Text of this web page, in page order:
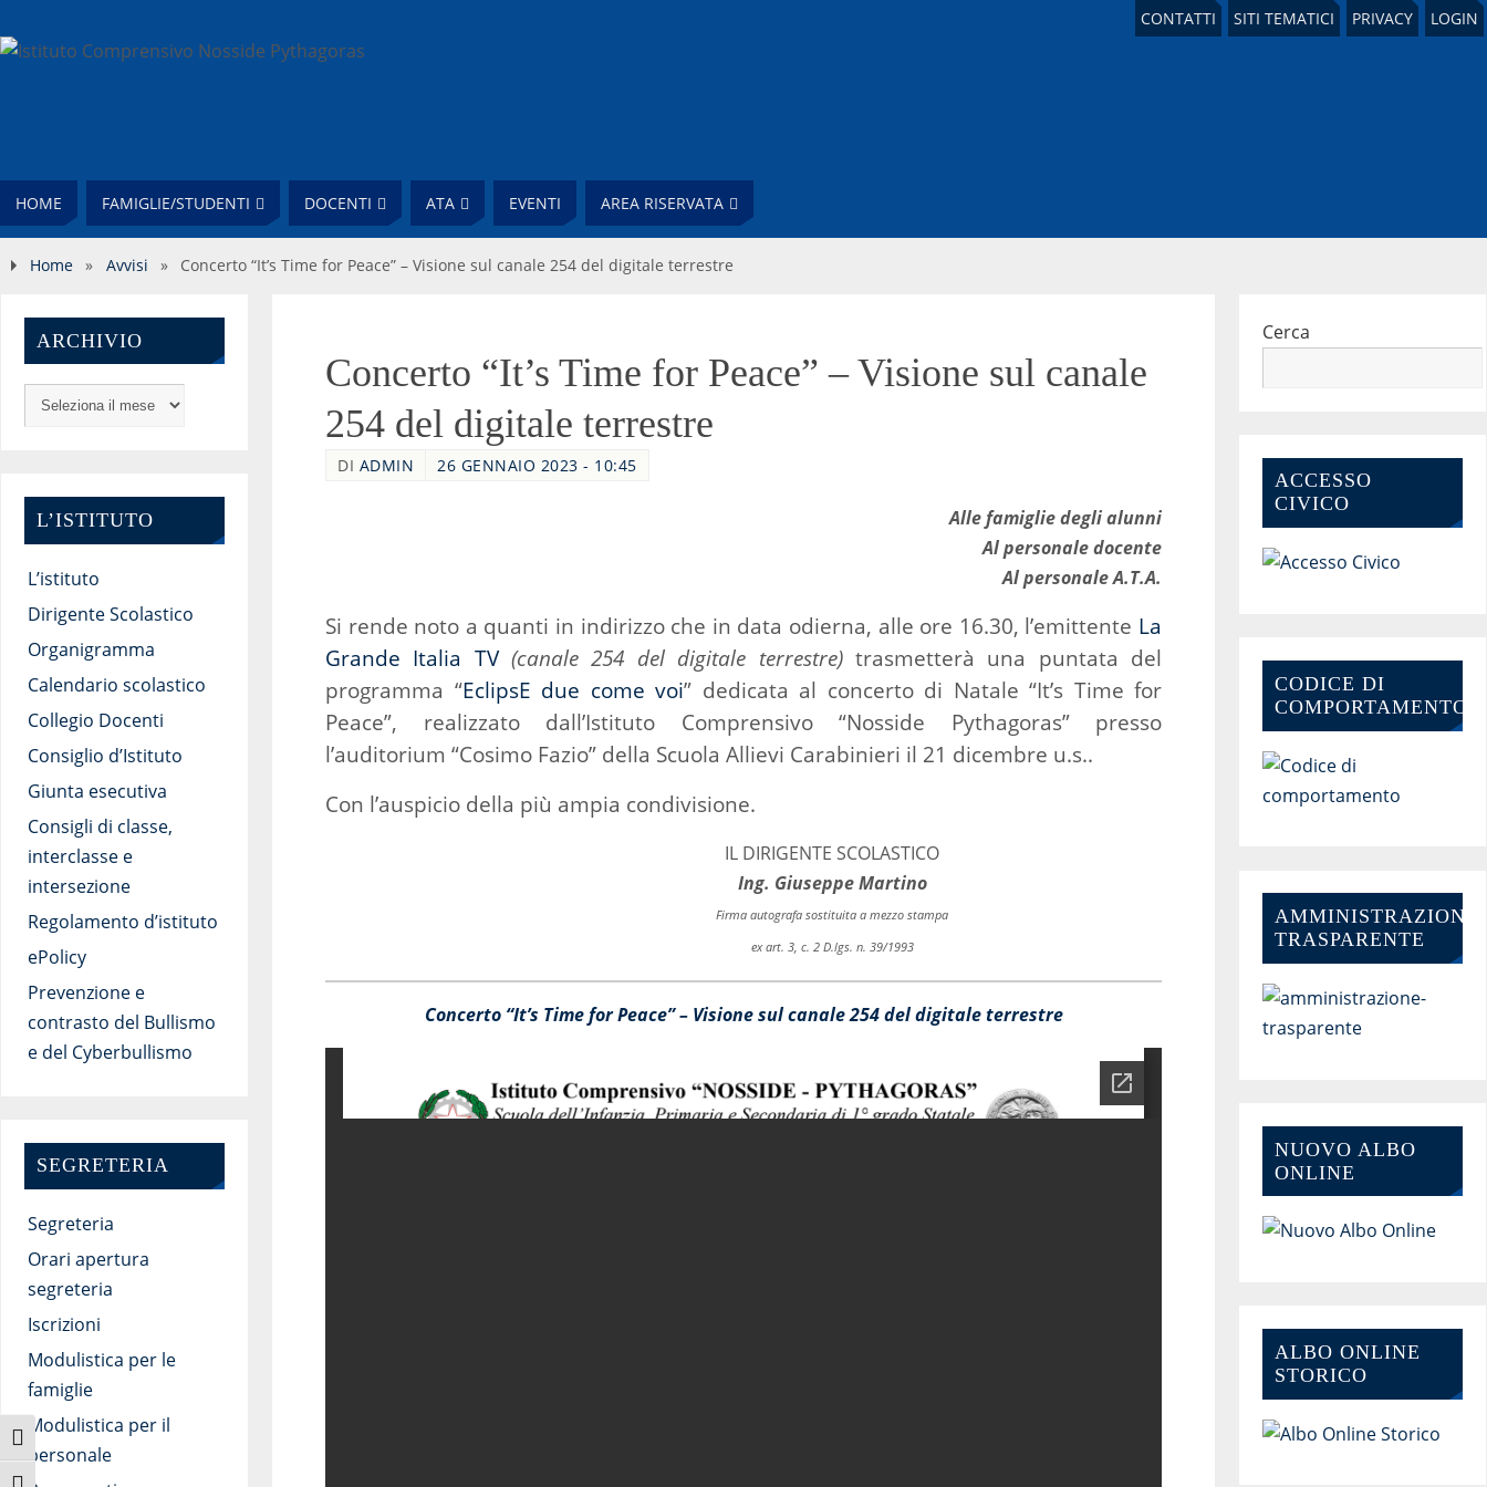
Attiva/disattiva alto contrasto
CONTATTI SITI TEMATICI PRIVACY LOGIN
HOME FAMIGLIE/STUDENTI DOCENTI ATA EVENTI AREA RISERVATA
Home » Avvisi » Concerto “It’s Time for Peace” – Visione sul canale 254 del digitale terrestre
Concerto “It’s Time for Peace” – Visione sul canale
254 del digitale terrestre
DI ADMIN 26 GENNAIO 2023 - 10:45
Alle famiglie degli alunni
Al personale docente
Al personale A.T.A.
Si rende noto a quanti in indirizzo che in data odierna, alle ore 16.30, l’emittente La
Grande Italia TV (canale 254 del digitale terrestre)trasmetterà una puntata del
programma “EclipsE due come voi” dedicata al concerto di Natale “It’s Time for
Peace”, realizzato dall’Istituto Comprensivo “Nosside Pythagoras” presso
l’auditorium “Cosimo Fazio” della Scuola Allievi Carabinieri il 21 dicembre u.s..
Con l’auspicio della più ampia condivisione.
IL DIRIGENTE SCOLASTICO
Ing. Giuseppe Martino
Firma autografa sostituita a mezzo stampa
ex art. 3, c. 2 D.lgs. n. 39/1993
Concerto “It’s Time for Peace” – Visione sul canale 254 del digitale terrestre
ARCHIVIO
L’ISTITUTO
L’istituto
Dirigente Scolastico
Organigramma
Calendario scolastico
Collegio Docenti
Consiglio d’Istituto
Giunta esecutiva
Consigli di classe,
interclasse e
intersezione
Regolamento d’istituto
ePolicy
Prevenzione e
contrasto del Bullismo
e del Cyberbullismo
SEGRETERIA
Segreteria
Orari apertura
segreteria
Iscrizioni
Modulistica per le
famiglie
Modulistica per il
personale
Cerca
ACCESSO
CIVICO
CODICE DI
COMPORTAMENTO
AMMINISTRAZIONE-
TRASPARENTE
NUOVO ALBO
ONLINE
ALBO ONLINE
STORICO